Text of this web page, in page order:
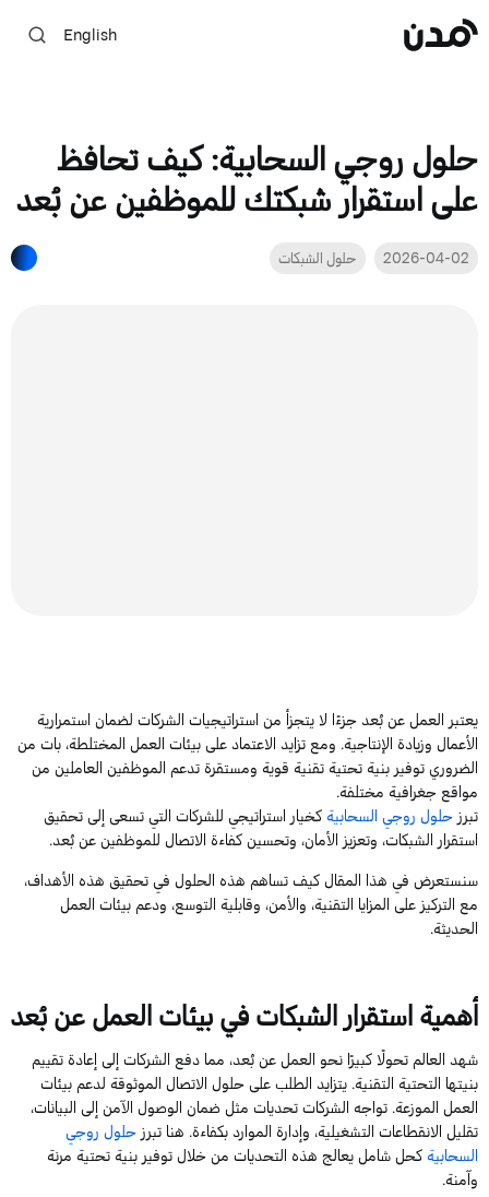
English
حلول روجي السحابية: كيف تحافظ
على استقرار شبكتك للموظفين عن بُعد
2026-04-02 حلول الشبكات
يعتبر العمل عن بُعد جزءًا لا يتجزأ من استراتيجيات الشركات لضمان استمرارية
الأعمال وزيادة الإنتاجية. ومع تزايد الاعتماد على بيئات العمل المختلطة، بات من
الضروري توفير بنية تحتية تقنية قوية ومستقرة تدعم الموظفين العاملين من
مواقع جغرافية مختلفة.
تبرزحلول روجي السحابيةكخيار استراتيجي للشركات التي تسعى إلى تحقيق
استقرار الشبكات، وتعزيز الأمان، وتحسين كفاءة الاتصال للموظفين عن بُعد.
سنستعرض في هذا المقال كيف تساهم هذه الحلول في تحقيق هذه الأهداف،
مع التركيز على المزايا التقنية، والأمن، وقابلية التوسع، ودعم بيئات العمل
الحديثة.
أهميةاستقرارالشبكاتفيبيئاتالعملعنبُعد
شهد العالم تحولًا كبيرًا نحو العمل عن بُعد، مما دفع الشركات إلى إعادة تقييم
بنيتها التحتية التقنية. يتزايد الطلب على حلول الاتصال الموثوقة لدعم بيئات
العمل الموزعة. تواجه الشركات تحديات مثل ضمان الوصول الآمن إلى البيانات،
تقليل الانقطاعات التشغيلية، وإدارة الموارد بكفاءة. هنا تبرزحلول روجي
السحابيةكحل شامل يعالج هذه التحديات من خلال توفير بنية تحتية مرنة
وآمنة.